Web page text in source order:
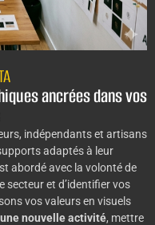
ancrées dans vos
indépendants et artisans
adaptés à leur
abordé avec la volonté de
secteur et d’identifier vos
vos valeurs en visuels
nouvelle activité, mettre